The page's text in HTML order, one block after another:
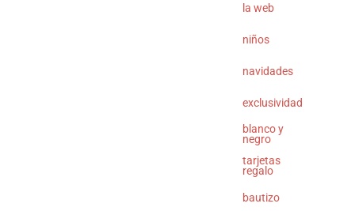
la web
niños
navidades
exclusividad
blanco y
negro
tarjetas
regalo
bautizo